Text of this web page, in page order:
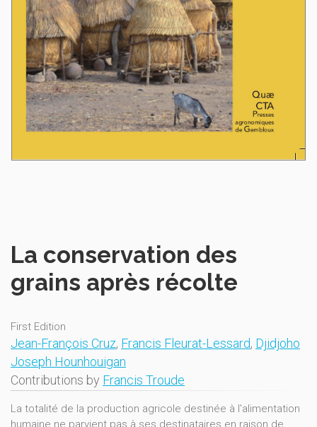
La conservation des
grains après récolte
First Edition
Jean-François Cruz, Francis Fleurat-Lessard, Djidjoho
Joseph Hounhouigan
Contributions by Francis Troude
La totalité de la production agricole destinée à l'alimentation
humaine ne parvient pas à ses destinataires en raison de